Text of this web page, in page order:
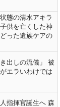
態の清水アキラ
供を亡くした神
った遺族ケアの
出しの流儀」 被
エラいわけでは
指揮官誕生へ 森